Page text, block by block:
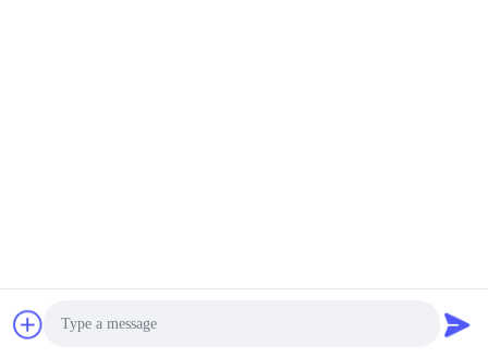
Fournisseur. © de Copyright 2018-2026 Shenzhen Tunsing
Plastic Products Co., Ltd. . Tous droits réservés.